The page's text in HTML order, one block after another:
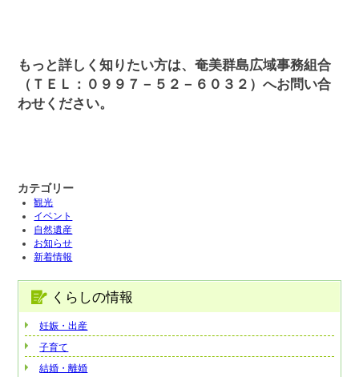
もっと詳しく知りたい方は、奄美群島広域事務組合
（ＴＥＬ：０９９７－５２－６０３２）へお問い合
わせください。
カテゴリー
観光
イベント
自然遺産
お知らせ
新着情報
くらしの情報
妊娠・出産
子育て
結婚・離婚